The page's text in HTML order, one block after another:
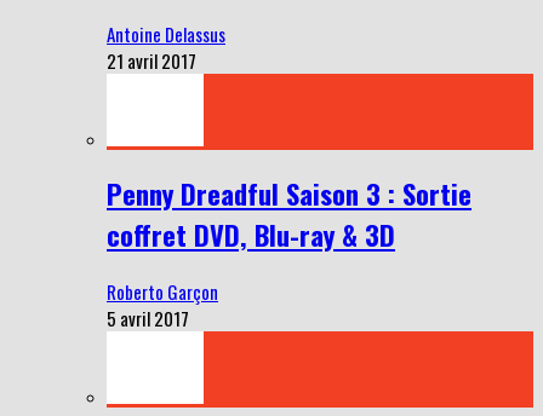
Antoine Delassus
21 avril 2017
Penny Dreadful Saison 3 : Sortie
coffret DVD, Blu-ray & 3D
Roberto Garçon
5 avril 2017